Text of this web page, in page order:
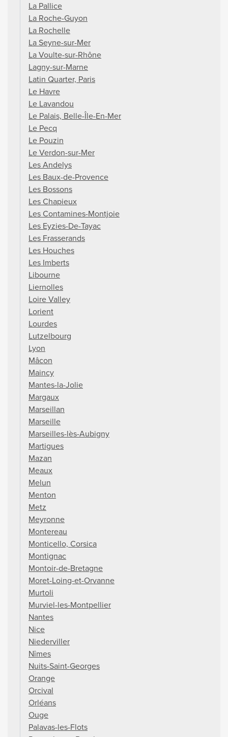
La Pallice
La Roche-Guyon
La Rochelle
La Seyne-sur-Mer
La Voulte-sur-Rhône
Lagny-sur-Marne
Latin Quarter, Paris
Le Havre
Le Lavandou
Le Palais, Belle-Île-En-Mer
Le Pecq
Le Pouzin
Le Verdon-sur-Mer
Les Andelys
Les Baux-de-Provence
Les Bossons
Les Chapieux
Les Contamines-Montjoie
Les Eyzies-De-Tayac
Les Frasserands
Les Houches
Les Imberts
Libourne
Liernolles
Loire Valley
Lorient
Lourdes
Lutzelbourg
Lyon
Mâcon
Maincy
Mantes-la-Jolie
Margaux
Marseillan
Marseille
Marseilles-lès-Aubigny
Martigues
Mazan
Meaux
Melun
Menton
Metz
Meyronne
Montereau
Monticello, Corsica
Montignac
Montoir-de-Bretagne
Moret-Loing-et-Orvanne
Murtoli
Murviel-les-Montpellier
Nantes
Nice
Niederviller
Nîmes
Nuits-Saint-Georges
Orange
Orcival
Orléans
Ouge
Palavas-les-Flots